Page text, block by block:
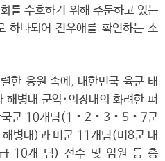
를 수호하기 위해 주둔하고 있는
하나되어 전우애를 확인하는 소
한 응원 속에, 대한민국 육군 태
해병대 군악·의장대의 화려한 퍼
한국군 10개팀(1‧2‧3‧5‧7군
병대)과 미군 11개팀(미8군 대
10개 팀) 선수 및 임원 등 총